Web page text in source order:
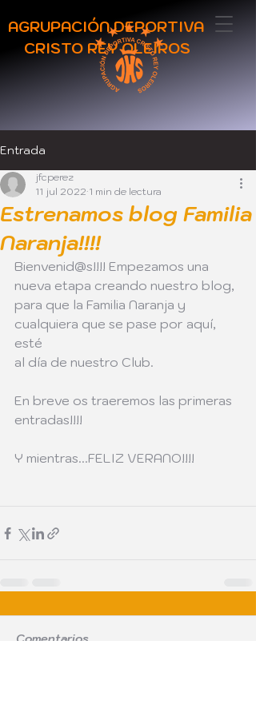
AGRUPACIÓN DEPORTIVA
CRISTO REY OLEIROS
Entrada
Estrenamos blog Familia
Naranja!!!!
jfcperez
11 jul 2022 1 min de lectura
Bienvenid@s!!!! Empezamos una
nueva etapa creando nuestro blog,
para que la Familia Naranja y
cualquiera que se pase por aquí,
esté
al día de nuestro Club.
En breve os traeremos las primeras
entradas!!!!
Y mientras...FELIZ VERANO!!!!
Comentarios